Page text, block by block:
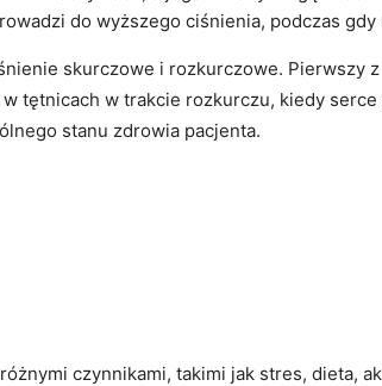
do wyższego ciśnienia, podczas
skurczowe i rozkurczowe. ⁤Pierwszy
tętnicach ⁤w trakcie rozkurczu,‌ kiedy
stanu zdrowia pacjenta.
czynnikami, takimi jak stres, dieta,